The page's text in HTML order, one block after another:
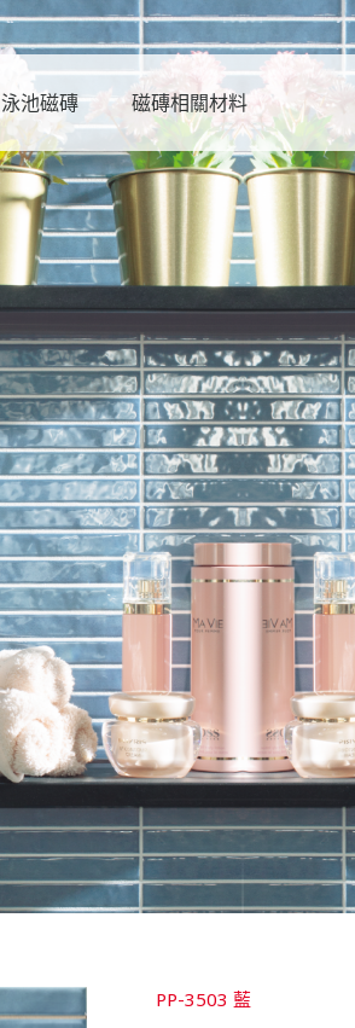
泳池磁磚 磁磚相關材料
PP-3503 藍